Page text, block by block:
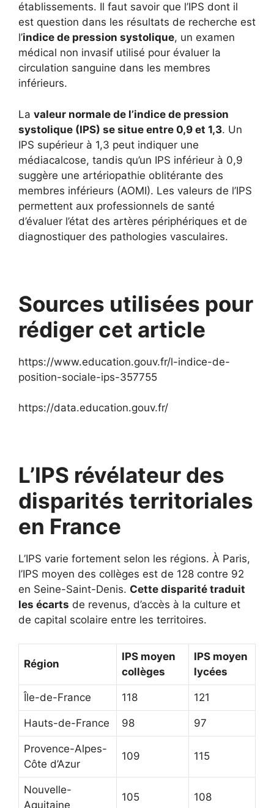
établissements. Il faut savoir que l’IPS dont il
est question dans les résultats de recherche est
l’indice de pression systolique, un examen
médical non invasif utilisé pour évaluer la
circulation sanguine dans les membres
inférieurs.
La valeur normale de l’indice de pression
systolique (IPS) se situe entre 0,9 et 1,3. Un
IPS supérieur à 1,3 peut indiquer une
médiacalcose, tandis qu’un IPS inférieur à 0,9
suggère une artériopathie oblitérante des
membres inférieurs (AOMI). Les valeurs de l’IPS
permettent aux professionnels de santé
d’évaluer l’état des artères périphériques et de
diagnostiquer des pathologies vasculaires.
Sources utilisées pour
rédiger cet article
https://www.education.gouv.fr/l-indice-de-
position-sociale-ips-357755
https://data.education.gouv.fr/
L’IPS révélateur des
disparités territoriales
en France
L’IPS varie fortement selon les régions. À Paris,
l’IPS moyen des collèges est de 128 contre 92
en Seine-Saint-Denis. Cette disparité traduit
les écarts de revenus, d’accès à la culture et
de capital scolaire entre les territoires.
Région
IPS moyen
collèges
IPS moyen
lycées
Île-de-France 118 121
Hauts-de-France 98 97
Provence-Alpes-
Côte d’Azur
109 115
Nouvelle-
Aquitaine
105 108